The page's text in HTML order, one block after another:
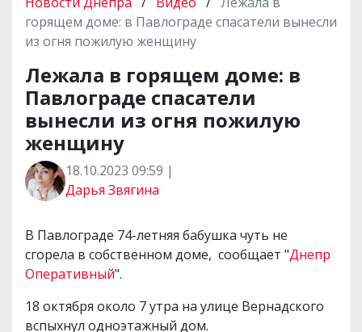
горящем доме: в Павлограде спасатели вынесли
из огня пожилую женщину
Лежала в горящем доме: в
Павлограде спасатели
вынесли из огня пожилую
женщину
18.10.2023 09:59 |
Дарья Звягина
В Павлограде 74-летняя бабушка чуть не
сгорела в собственном доме, сообщает "Днепр
Оперативный".
18 октября около 7 утра на улице Вернадского
вспыхнул одноэтажный дом.